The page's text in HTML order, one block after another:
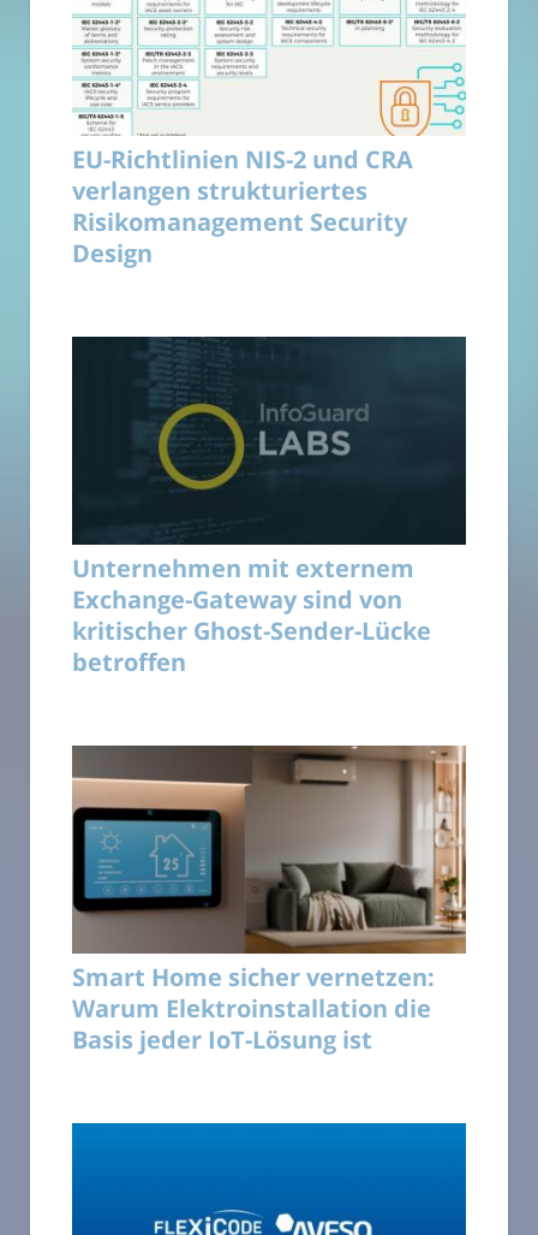
EU-Richtlinien NIS-2 und CRA
verlangen strukturiertes
Risikomanagement Security
Design
Unternehmen mit externem
Exchange-Gateway sind von
kritischer Ghost-Sender-Lücke
betroffen
Smart Home sicher vernetzen:
Warum Elektroinstallation die
Basis jeder IoT-Lösung ist